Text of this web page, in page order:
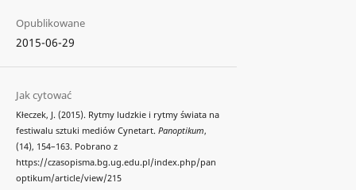
Opublikowane
2015-06-29
Jak cytować
Kłeczek, J. (2015). Rytmy ludzkie i rytmy świata na
festiwalu sztuki mediów Cynetart. Panoptikum,
(14), 154–163. Pobrano z
https://czasopisma.bg.ug.edu.pl/index.php/pan
optikum/article/view/215